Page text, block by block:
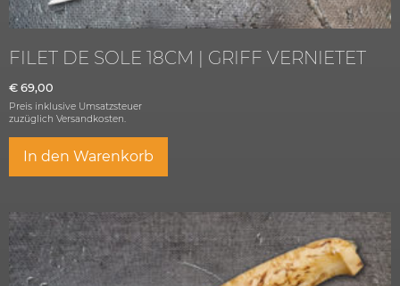
FILET DE SOLE 18CM | GRIFF VERNIETET
€ 69,00
Preis inklusive Umsatzsteuer
zuzüglich Versandkosten.
In den Warenkorb